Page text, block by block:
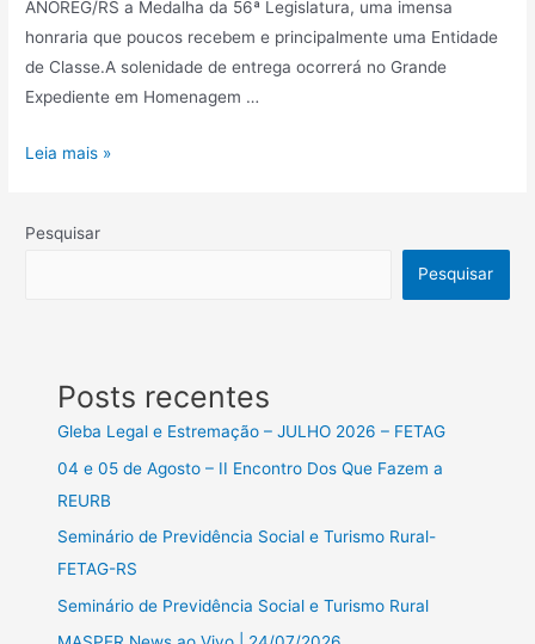
ANOREG/RS a Medalha da 56ª Legislatura, uma imensa
honraria que poucos recebem e principalmente uma Entidade
de Classe.A solenidade de entrega ocorrerá no Grande
Expediente em Homenagem …
Leia mais »
Pesquisar
Pesquisar
Posts recentes
Gleba Legal e Estremação – JULHO 2026 – FETAG
04 e 05 de Agosto – II Encontro Dos Que Fazem a
REURB
Seminário de Previdência Social e Turismo Rural-
FETAG-RS
Seminário de Previdência Social e Turismo Rural